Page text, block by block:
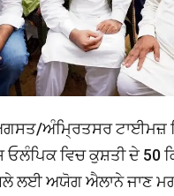
ਅੰਮ੍ਰਿਤਸਰ ਟਾਈਮਜ਼
ਓਲੰਪਿਕ ਵਿਚ ਕੁਸ਼ਤੀ ਦੇ 50
ਲਈ ਅਯੋਗ ਐਲਾਨੇ ਜਾਣ